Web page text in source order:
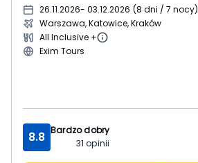
26.11.2026- 03.12.2026 (8 dni / 7 nocy)
Warszawa, Katowice, Kraków
All Inclusive +
Exim Tours
8.8 Bardzo dobry
31 opinii